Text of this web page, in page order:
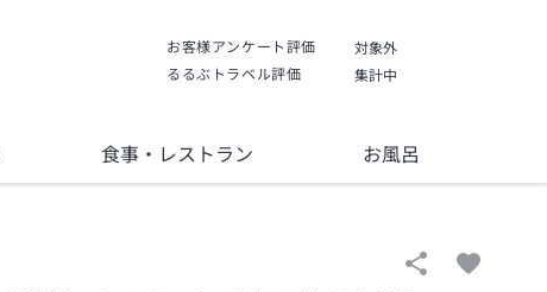
お客様アンケート評価
対象外
るるぶトラベル評価
集計中
食事・レストラン お風呂